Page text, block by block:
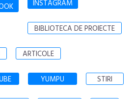
INSTAGRAM
BIBLIOTECA DE PROIECTE
ARTICOLE
YUMPU STIRI